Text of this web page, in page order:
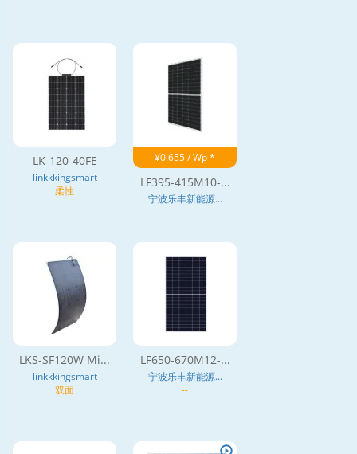
LK-120-40FE
linkkkingsmart
柔性
¥0.655 / Wp *
LF395-415M10-...
宁波乐丰新能源...
--
LKS-SF120W Mi...
linkkkingsmart
双面
LF650-670M12-...
宁波乐丰新能源...
--